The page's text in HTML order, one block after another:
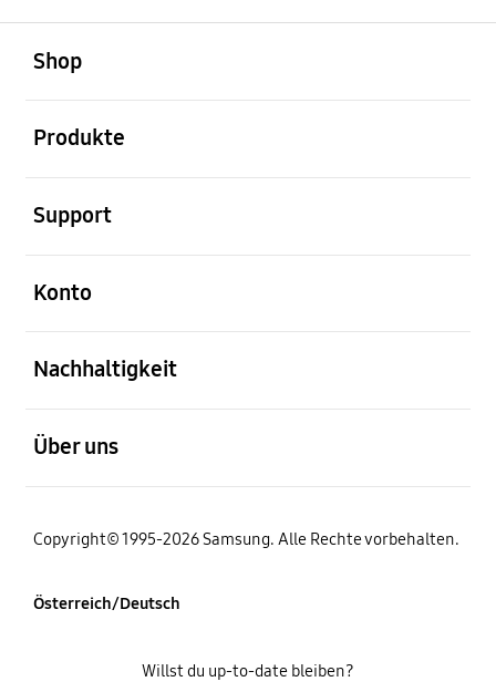
Shop
Produkte
Support
Konto
Nachhaltigkeit
Über uns
Copyright© 1995-2026 Samsung. Alle Rechte vorbehalten.
Österreich/Deutsch
Willst du up-to-date bleiben?